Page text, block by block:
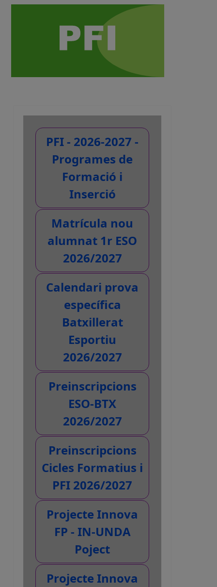
PFI - 2026-2027 -
Programes de
Formació i
Inserció
Matrícula nou
alumnat 1r ESO
2026/2027
Calendari prova
específica
Batxillerat
Esportiu
2026/2027
Preinscripcions
ESO-BTX
2026/2027
Preinscripcions
Cicles Formatius i
PFI 2026/2027
Projecte Innova
FP - IN-UNDA
Poject
Projecte Innova